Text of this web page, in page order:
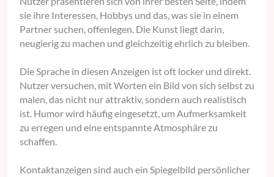
sie ihre Interessen, Hobbys und das, was sie in einem
Partner suchen, offenlegen. Die Kunst liegt darin,
neugierig zu machen und gleichzeitig ehrlich zu bleiben.
Die Sprache in diesen Anzeigen ist oft locker und direkt.
Nutzer versuchen, mit Worten ein Bild von sich selbst zu
malen, das nicht nur attraktiv, sondern auch realistisch
ist. Humor wird häufig eingesetzt, um Aufmerksamkeit
zu erregen und eine entspannte Atmosphäre zu
schaffen.
Kontaktanzeigen sind auch ein Spiegelbild persönlicher